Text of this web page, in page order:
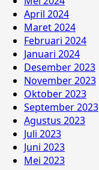
April 2024
Maret 2024
Februari 2024
Januari 2024
Desember 2023
November 2023
Oktober 2023
September 2023
Agustus 2023
Juli 2023
Juni 2023
Mei 2023